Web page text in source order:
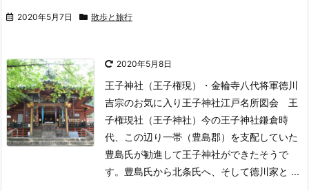
2020年5月7日 散歩と旅行
2020年5月8日
王子神社（王子権現）・金輪寺八代将軍徳川
吉宗のお気に入り王子神社江戸名所図会 王
子権現社（王子神社）今の王子神社鎌倉時
代、この辺り一帯（豊島郡）を支配していた
豊島氏が勧進して王子神社ができたそうで
す。豊島氏から北条氏へ、そして徳川家と ...